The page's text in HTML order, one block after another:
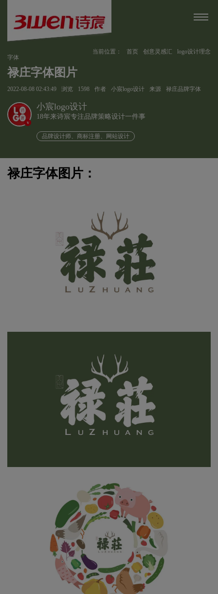
当前位置： 首页 创意灵感汇
logo设计理念
字体
禄庄字体图片
2022-08-08 02:43:49 浏览 1598 作者 小宸logo设计 来源 禄庄品牌字体
v
小宸logo设计
18年来诗宸专注品牌策略设计一件事
品牌设计师、商标注册、网站设计
禄庄字体图片：